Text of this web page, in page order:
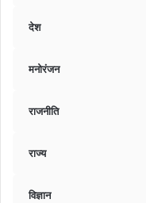
देश
मनोरंजन
राजनीति
राज्य
विज्ञान